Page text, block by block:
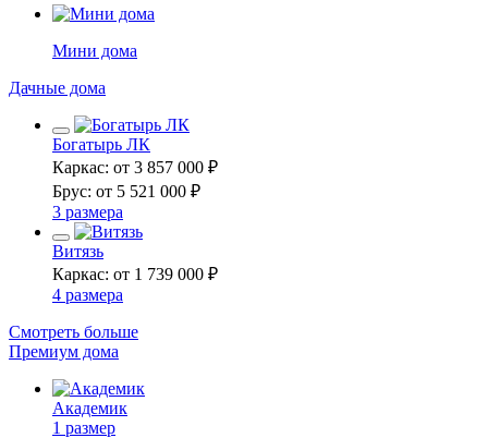
Мини дома
Дачные дома
Богатырь ЛК
Каркас: от 3 857 000 ₽
Брус: от 5 521 000 ₽
3 размера
Витязь
Каркас: от 1 739 000 ₽
4 размера
Смотреть больше
Премиум дома
Академик
1 размер